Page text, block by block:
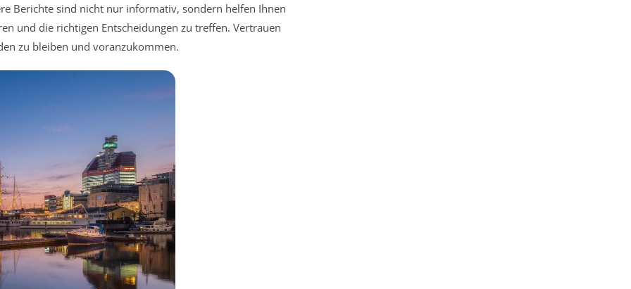
Berichte sind nicht nur informativ, sondern helfen Ihnen
und die richtigen Entscheidungen zu treffen. Vertrauen
zu bleiben und voranzukommen.